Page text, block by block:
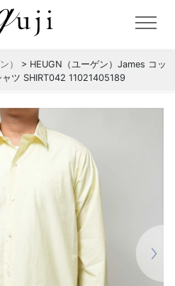
）
> HEUGN（ユーゲン）James コッ
ツ SHIRT042 11021405189